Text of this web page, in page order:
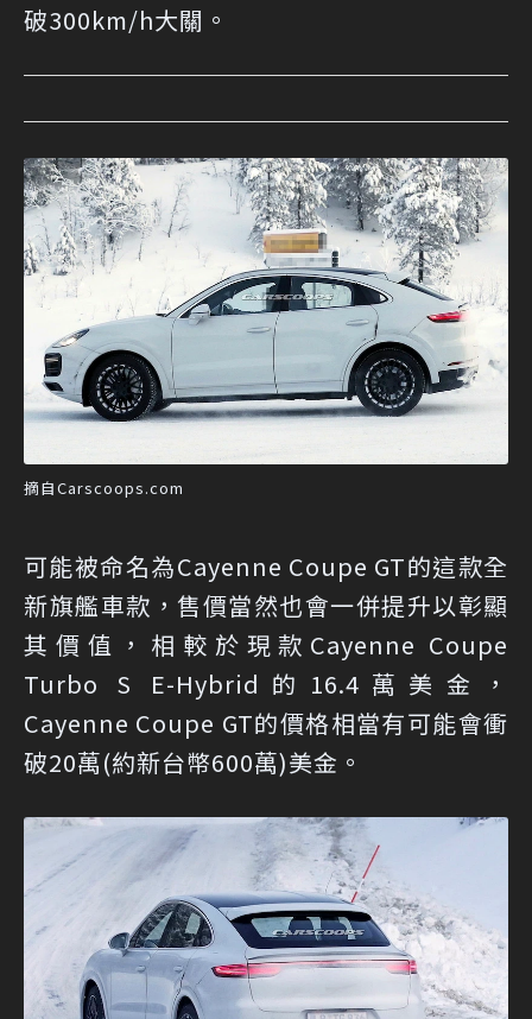
破300km/h大關。
摘自Carscoops.com
可能被命名為Cayenne Coupe GT的這款全
新旗艦車款，售價當然也會一併提升以彰顯
其價值，相較於現款Cayenne Coupe
Turbo S E-Hybrid的16.4萬美金，
Cayenne Coupe GT的價格相當有可能會衝
破20萬(約新台幣600萬)美金。